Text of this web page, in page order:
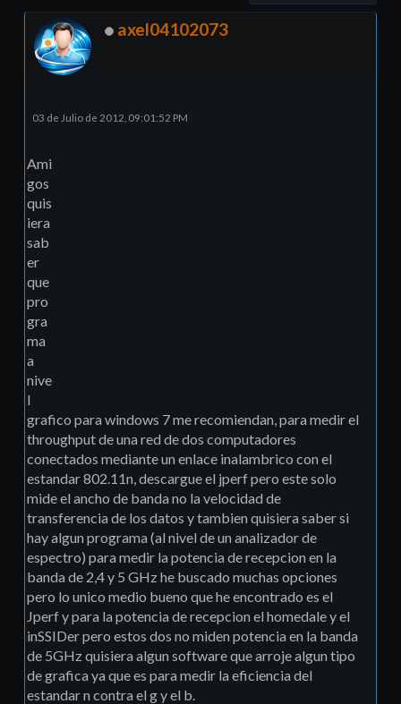
axel04102073
03 de Julio de 2012, 09:01:52 PM
Ami
gos
quis
iera
sab
er
que
pro
gra
ma
a
nive
l
grafico para windows 7 me recomiendan, para medir el
throughput de una red de dos computadores
conectados mediante un enlace inalambrico con el
estandar 802.11n, descargue el jperf pero este solo
mide el ancho de banda no la velocidad de
transferencia de los datos y tambien quisiera saber si
hay algun programa (al nivel de un analizador de
espectro) para medir la potencia de recepcion en la
banda de 2,4 y 5 GHz he buscado muchas opciones
pero lo unico medio bueno que he encontrado es el
Jperf y para la potencia de recepcion el homedale y el
inSSIDer pero estos dos no miden potencia en la banda
de 5GHz quisiera algun software que arroje algun tipo
de grafica ya que es para medir la eficiencia del
estandar n contra el g y el b.